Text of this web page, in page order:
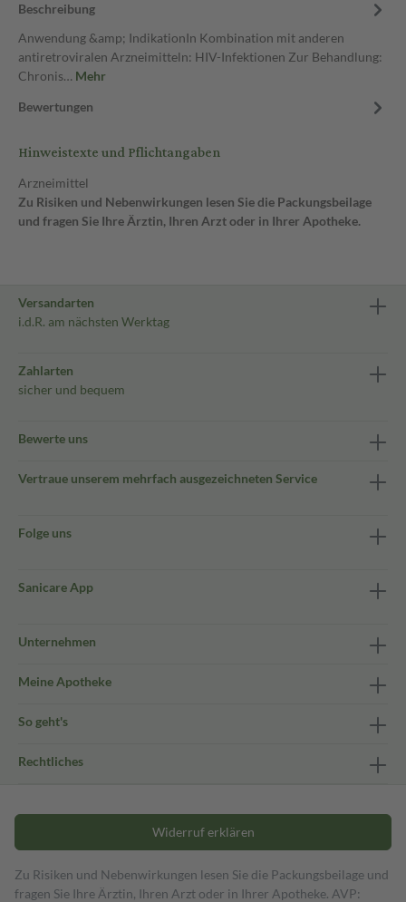
Beschreibung
Anwendung &amp; IndikationIn Kombination mit anderen
antiretroviralen Arzneimitteln: HIV-Infektionen Zur Behandlung:
Chronis… Mehr
Bewertungen
Hinweistexte und Pflichtangaben
Arzneimittel
Zu Risiken und Nebenwirkungen lesen Sie die Packungsbeilage
und fragen Sie Ihre Ärztin, Ihren Arzt oder in Ihrer Apotheke.
Versandarten
i.d.R. am nächsten Werktag
Zahlarten
sicher und bequem
Bewerte uns
Vertraue unserem mehrfach ausgezeichneten Service
Folge uns
Sanicare App
Unternehmen
Meine Apotheke
So geht's
Rechtliches
Widerruf erklären
Zu Risiken und Nebenwirkungen lesen Sie die Packungsbeilage und
fragen Sie Ihre Ärztin, Ihren Arzt oder in Ihrer Apotheke. AVP: